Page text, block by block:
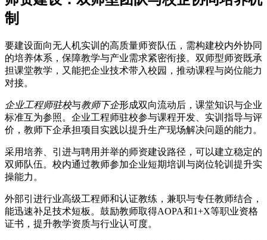
制
要建设面向无人机实训的高质量师资队伍，需构建校内外协同
的培养体系，保障教学与产业需求紧密衔接。双师型师资既承
担课堂教学，又能把企业技术带入校园，推动课程与岗位能力
对接。
企业工程师驻校与教师下企形成双向流动后，课堂知识与企业
标准互为参照。企业工程师驻校参与课程开发、实训指导与评
价，教师下企承担项目实践以提升生产现场解决问题的能力。
采用培养、引进与聘用并举的师资建设路径，可以建立稳定的
双师队伍。校内通过教师参加企业短期培训与岗位轮训提升实
操能力。
外部引进行业高级工程师和认证教练，兼职与专任教师结合，
能迅速补足技术短板。鼓励教师取得AOPA和1+X等职业资格
证书，提升教学资质与行业认可度。